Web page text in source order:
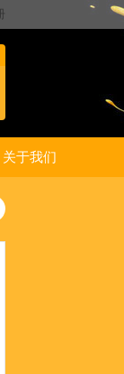
关于我们